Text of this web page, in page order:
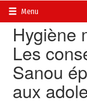
Menu
Accueil>
Hygiène
Les
Sanou
aux